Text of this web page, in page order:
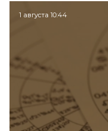
1 августа 10:44